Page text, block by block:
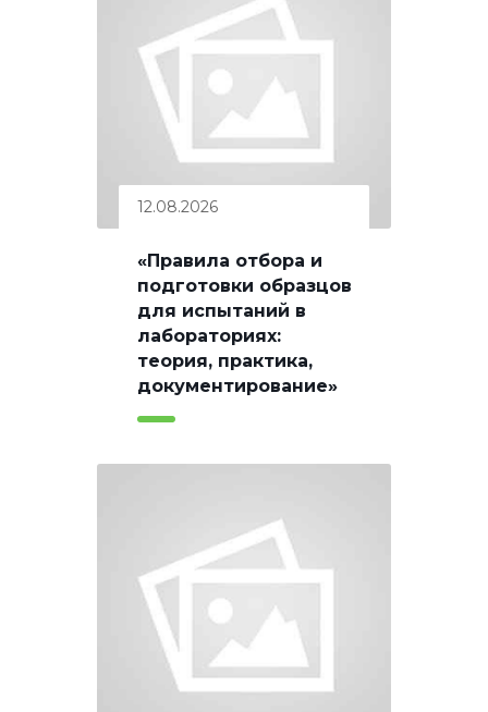
12.08.2026
«Правила отбора и
подготовки образцов
для испытаний в
лабораториях:
теория, практика,
документирование»